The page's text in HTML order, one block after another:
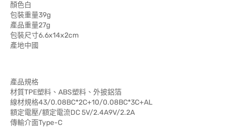
顏色白
包裝重量39g
產品重量27g
包裝尺寸6.6x14x2cm
產地中國
產品規格
材質TPE塑料、ABS塑料、外披鋁箔
線材規格43/0.08BC*2C+10/0.08BC*3C+AL
額定電壓/額定電流DC 5V/2.4A9V/2.2A
傳輸介面Type-C